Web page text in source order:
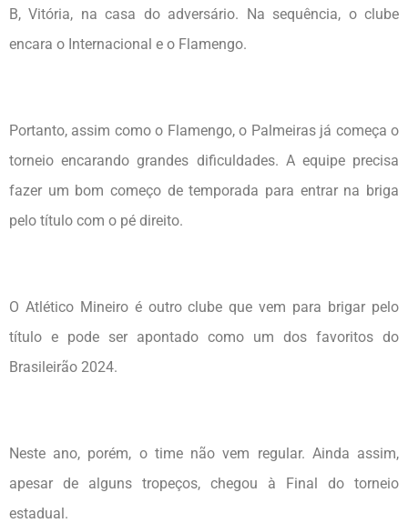
B, Vitória, na casa do adversário. Na sequência, o clube
encara o Internacional e o Flamengo.
Portanto, assim como o Flamengo, o Palmeiras já começa o
torneio encarando grandes dificuldades. A equipe precisa
fazer um bom começo de temporada para entrar na briga
pelo título com o pé direito.
O Atlético Mineiro é outro clube que vem para brigar pelo
título e pode ser apontado como um dos favoritos do
Brasileirão 2024.
Neste ano, porém, o time não vem regular. Ainda assim,
apesar de alguns tropeços, chegou à Final do torneio
estadual.